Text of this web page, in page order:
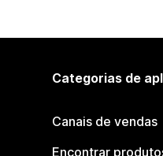
Categorias de
Canais de vendas
Encontrar